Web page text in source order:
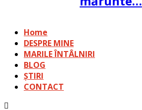
Home
DESPRE MINE
MARILE ÎNTÂLNIRI
BLOG
ȘTIRI
CONTACT